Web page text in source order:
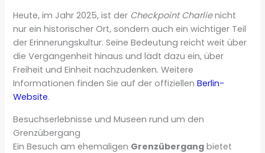
Heute, im Jahr 2025, ist der Checkpoint Charlienicht
nur ein historischer Ort, sondern auch ein wichtiger Teil
der Erinnerungskultur. Seine Bedeutung reicht weit über
die Vergangenheit hinaus und lädt dazu ein, über
Freiheit und Einheit nachzudenken. Weitere
Informationen finden Sie auf der offiziellenBerlin-
Website.
Besuchserlebnisse und Museen rund um den
Grenzübergang
Ein Besuch am ehemaligen Grenzübergang bietet